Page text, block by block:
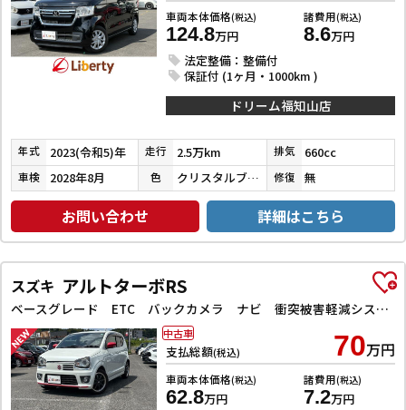
車両本体価格(税込)
124.8万円
諸費用(税込)
8.6万円
法定整備：整備付
保証付 (1ヶ月・1000km )
ドリーム福知山店
年式 2023(令和5)年 走行 2.5万km 排気 660cc
車検 2028年8月 色 クリスタルブラックパール 修復 無
お問い合わせ 詳細はこちら
スズキ アルトターボRS
ベースグレード ETC バックカメラ ナビ 衝突被害軽減システム オートライト HID スマートキー アイドリングストップ 電動格納ミラー シートヒーター AT 盗難防止システム ABS ESC アルミホイール
支払総額(税込) 70万円
車両本体価格(税込)
62.8万円
諸費用(税込)
7.2万円
中古車